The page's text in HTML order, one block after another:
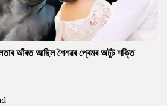
আঁৰত আছিল শৈশৱৰ প্ৰেমৰ অটুট শক্তি